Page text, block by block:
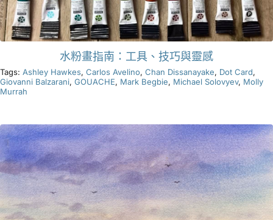
尋找零售商
訂閱
水粉畫指南：工具、技巧與靈感
Tags: Ashley Hawkes, Carlos Avelino, Chan Dissanayake, Dot Card,
Giovanni Balzarani, GOUACHE, Mark Begbie, Michael Solovyev, Molly
Murrah